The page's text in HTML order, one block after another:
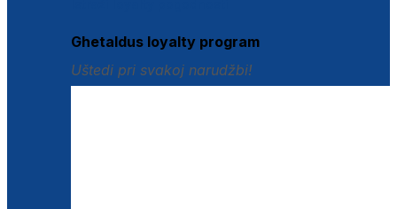
Ghetaldus loyalty program
Uštedi pri svakoj narudžbi!